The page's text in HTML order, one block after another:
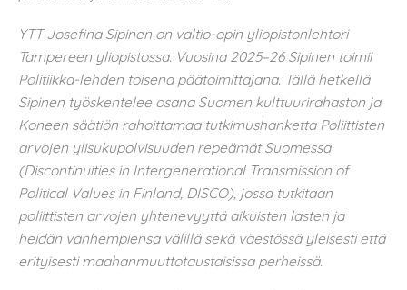
YTT Josefina Sipinen on valtio-opin yliopistonlehtori
Tampereen yliopistossa. Vuosina 2025–26 Sipinen toimii
Politiikka-lehden toisena päätoimittajana. Tällä hetkellä
Sipinen työskentelee osana Suomen kulttuurirahaston ja
Koneen säätiön rahoittamaa tutkimushanketta Poliittisten
arvojen ylisukupolvisuuden repeämät Suomessa
(Discontinuities in Intergenerational Transmission of
Political Values in Finland, DISCO), jossa tutkitaan
poliittisten arvojen yhtenevyyttä aikuisten lasten ja
heidän vanhempiensa välillä sekä väestössä yleisesti että
erityisesti maahanmuuttotaustaisissa perheissä.